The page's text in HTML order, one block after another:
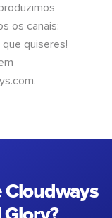
os canais:
quiseres!
.
Cloudways